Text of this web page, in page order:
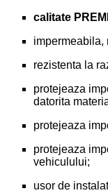
calitate
impermeabila,
rezistenta la
protejeaza
datorita
protejeaza
protejeaza
vehiculului;
usor de